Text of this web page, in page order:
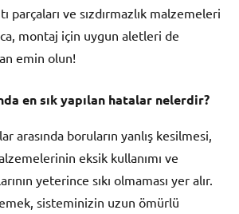
parçaları ve sızdırmazlık malzemeleri
montaj için uygun aletleri de
emin olun!
en sık yapılan hatalar nelerdir?
arasında boruların yanlış kesilmesi,
eksik kullanımı ve
yeterince sıkı olmaması yer alır.
sisteminizin uzun ömürlü